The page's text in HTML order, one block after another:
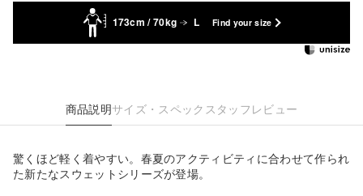
173cm / 70kg L Find your size
商品説明サイズ・スペック スタッフレビュー
驚くほど軽く着やすい。春夏のアクティビティに合わせて作られ
た新たなスウェットシリーズが登場。